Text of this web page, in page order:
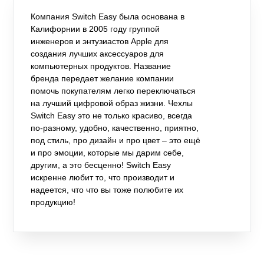
Компания Switch Easy была основана в
Калифорнии в 2005 году группой
инженеров и энтузиастов Apple для
создания лучших аксессуаров для
компьютерных продуктов. Название
бренда передает желание компании
помочь покупателям легко переключаться
на лучший цифровой образ жизни. Чехлы
Switch Easy это не только красиво, всегда
по-разному, удобно, качественно, приятно,
под стиль, про дизайн и про цвет – это ещё
и про эмоции, которые мы дарим себе,
другим, а это бесценно! Switch Easy
искренне любит то, что производит и
надеется, что что вы тоже полюбите их
продукцию!